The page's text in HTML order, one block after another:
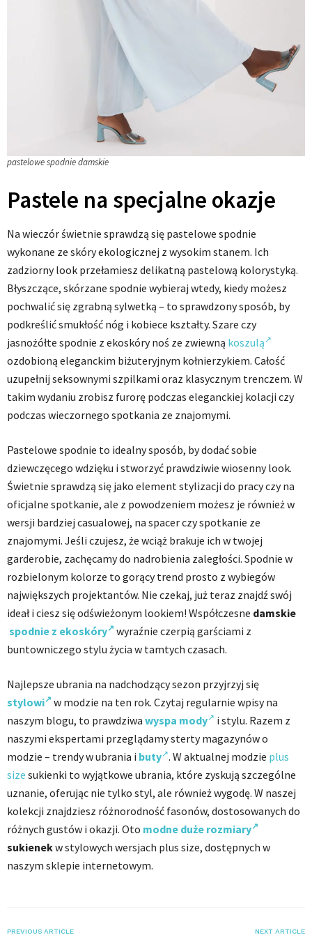
pastelowe spodnie damskie
Pastele na specjalne okazje
Na wieczór świetnie sprawdzą się pastelowe spodnie
wykonane ze skóry ekologicznej z wysokim stanem. Ich
zadziorny look przełamiesz delikatną pastelową kolorystyką.
Błyszczące, skórzane spodnie wybieraj wtedy, kiedy możesz
pochwalić się zgrabną sylwetką – to sprawdzony sposób, by
podkreślić smukłość nóg i kobiece kształty. Szare czy
jasnożółte spodnie z ekoskóry noś ze zwiewną koszulą
ozdobioną eleganckim biżuteryjnym kołnierzykiem. Całość
uzupełnij seksownymi szpilkami oraz klasycznym trenczem. W
takim wydaniu zrobisz furorę podczas eleganckiej kolacji czy
podczas wieczornego spotkania ze znajomymi.
Pastelowe spodnie to idealny sposób, by dodać sobie
dziewczęcego wdzięku i stworzyć prawdziwie wiosenny look.
Świetnie sprawdzą się jako element stylizacji do pracy czy na
oficjalne spotkanie, ale z powodzeniem możesz je również w
wersji bardziej casualowej, na spacer czy spotkanie ze
znajomymi. Jeśli czujesz, że wciąż brakuje ich w twojej
garderobie, zachęcamy do nadrobienia zaległości. Spodnie w
rozbielonym kolorze to gorący trend prosto z wybiegów
największych projektantów. Nie czekaj, już teraz znajdź swój
ideał i ciesz się odświeżonym lookiem! Współczesne damskie
spodnie z ekoskóry
wyraźnie czerpią garściami z
buntowniczego stylu życia w tamtych czasach.
Najlepsze ubrania na nadchodzący sezon przyjrzyj się
stylowi
w modzie na ten rok. Czytaj regularnie wpisy na
naszym blogu, to prawdziwa wyspa mody
i stylu. Razem z
naszymi ekspertami przeglądamy sterty magazynów o
modzie – trendy w ubrania i buty . W aktualnej modzie plus
size sukienki to wyjątkowe ubrania, które zyskują szczególne
uznanie, oferując nie tylko styl, ale również wygodę. W naszej
kolekcji znajdziesz różnorodność fasonów, dostosowanych do
różnych gustów i okazji. Oto modne duże rozmiary
sukienekw stylowych wersjach plus size, dostępnych w
naszym sklepie internetowym.
PREVIOUS ARTICLE NEXT ARTICLE